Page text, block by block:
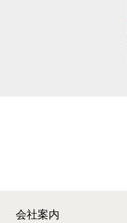
会社案内